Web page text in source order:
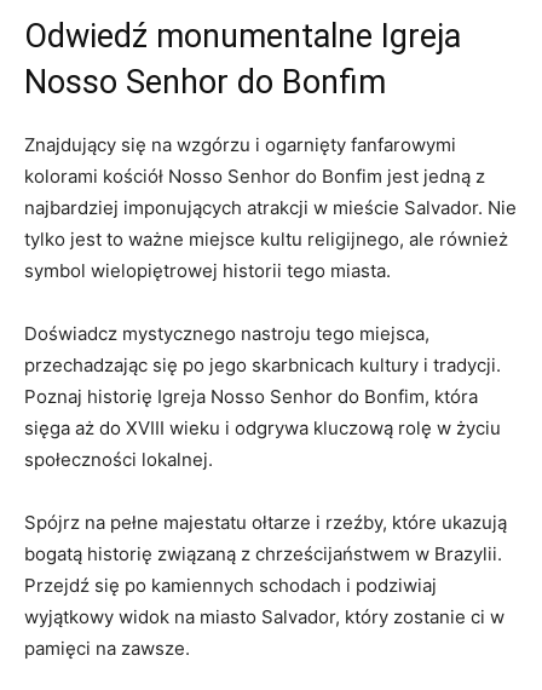
Odwiedź monumentalne Igreja
Nosso Senhor‍ do Bonfim
Znajdujący się na wzgórzu i ogarnięty fanfarowymi
‍kolorami‌ kościół Nosso Senhor do Bonfim jest jedną​ z⁣
najbardziej imponujących atrakcji w mieście Salvador. ⁢Nie​
tylko jest to ważne⁤ miejsce kultu religijnego, ale również
symbol ⁤wielopiętrowej historii ⁣tego ‍miasta.
Doświadcz mystycznego nastroju tego miejsca,
przechadzając się po jego skarbnicach kultury i tradycji.
Poznaj historię Igreja Nosso Senhor do Bonfim, ⁣która
sięga aż do XVIII wieku i odgrywa ⁢kluczową rolę w życiu
społeczności lokalnej.
Spójrz na pełne majestatu ołtarze i rzeźby, które ukazują
bogatą historię związaną z chrześcijaństwem w Brazylii.
Przejdź się po⁣ kamiennych schodach i ⁤podziwiaj
wyjątkowy widok na miasto Salvador, który zostanie ci w⁤
pamięci na zawsze.